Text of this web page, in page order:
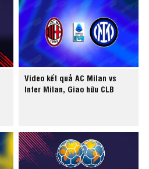
Video kết quả AC Milan vs
Inter Milan, Giao hữu CLB